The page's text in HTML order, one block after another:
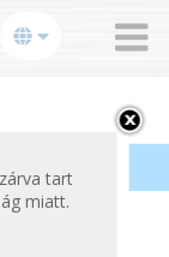
tart
miatt.